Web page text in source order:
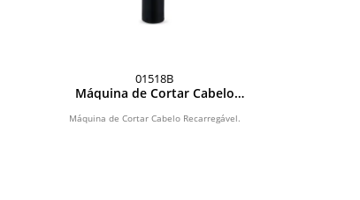
01518B
Máquina de Cortar Cabelo
Máquina de Cortar Cabelo Recarregável.